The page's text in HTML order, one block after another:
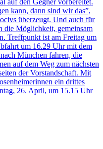
kann, dann sind wir das”,
überzeugt. Und auch für
die Möglichkeit, gemeinsam
Treffpunkt ist am Freitag um
um 16.29 Uhr mit dem
München fahren, die
auf dem Weg zum nächsten
der Vorstandschaft. Mit
ein drittes
26. April, um 15.15 Uhr